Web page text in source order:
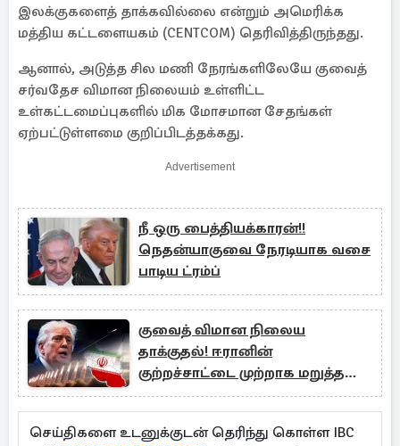
இலக்குகளைத் தாக்கவில்லை என்றும் அமெரிக்க
மத்திய கட்டளையகம் (CENTCOM) தெரிவித்திருந்தது.
ஆனால், அடுத்த சில மணி நேரங்களிலேயே குவைத்
சர்வதேச விமான நிலையம் உள்ளிட்ட
உள்கட்டமைப்புகளில் மிக மோசமான சேதங்கள்
ஏற்பட்டுள்ளமை குறிப்பிடத்தக்கது.
Advertisement
நீ ஒரு பைத்தியக்காரன்!!
நெதன்யாகுவை நேரடியாக வசை
பாடிய ட்ரம்ப்
குவைத் விமான நிலைய
தாக்குதல்! ஈரானின்
குற்றச்சாட்டை முற்றாக மறுத்த
அமெரிக்கா
செய்திகளை உடனுக்குடன் தெரிந்து கொள்ள IBC